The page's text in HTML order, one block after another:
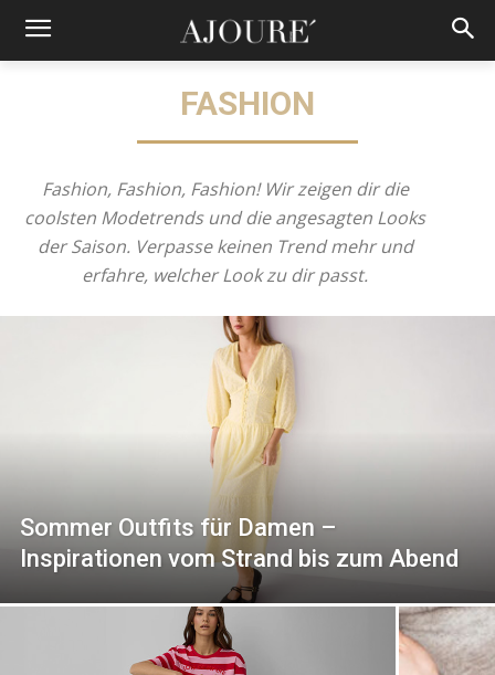
FASHION
Fashion, Fashion, Fashion! Wir zeigen dir die
coolsten Modetrends und die angesagten Looks
der Saison. Verpasse keinen Trend mehr und
erfahre, welcher Look zu dir passt.
Sommer Outfits für Damen –
Inspirationen vom Strand bis zum Abend